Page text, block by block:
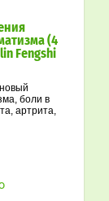
(4
Fengshi
боли в
артрита,